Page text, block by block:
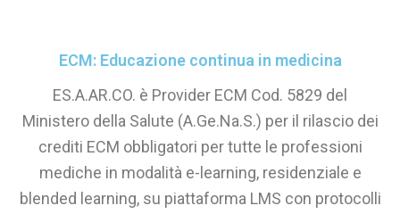
ECM: Educazione continua in medicina
ES.A.AR.CO. è Provider ECM Cod. 5829 del
Ministero della Salute (A.Ge.Na.S.) per il rilascio dei
crediti ECM obbligatori per tutte le professioni
mediche in modalità e-learning, residenziale e
blended learning, su piattaforma LMS con protocolli